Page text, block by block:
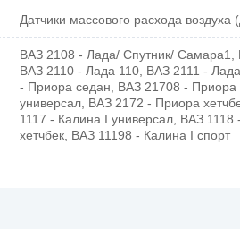
Датчики массового расхода
ВАЗ 2108 - Лада/ Спутник/ Самара1,
ВАЗ 2110 - Лада 110, ВАЗ 2111 -
- Приора седан, ВАЗ 21708 -
универсал, ВАЗ 2172 - Приора
1117 - Калина I универсал, ВАЗ
хетчбек, ВАЗ 11198 - Калина I спорт